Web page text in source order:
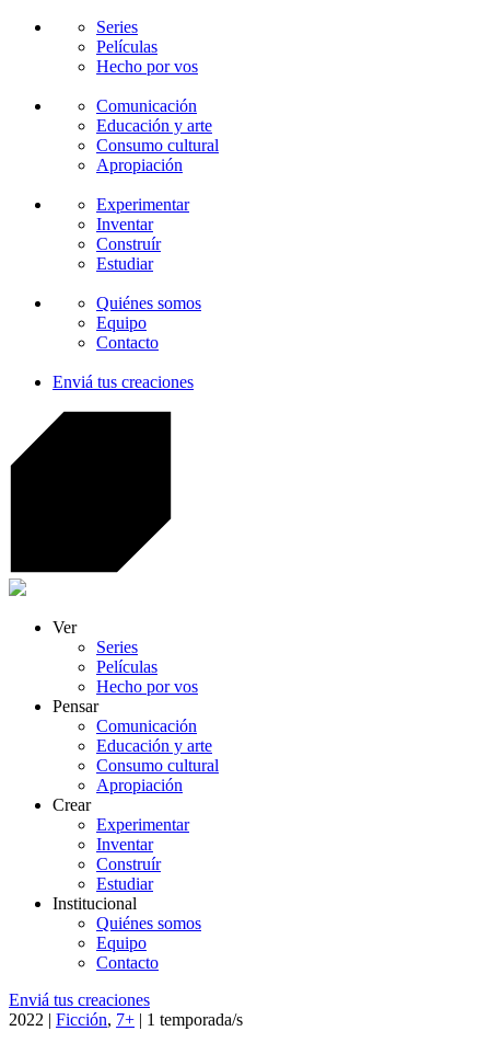
Series
Películas
Hecho por vos
Comunicación
Educación y arte
Consumo cultural
Apropiación
Experimentar
Inventar
Construír
Estudiar
Quiénes somos
Equipo
Contacto
Enviá tus creaciones
Ver
Series
Películas
Hecho por vos
Pensar
Comunicación
Educación y arte
Consumo cultural
Apropiación
Crear
Experimentar
Inventar
Construír
Estudiar
Institucional
Quiénes somos
Equipo
Contacto
Enviá tus creaciones
2022 | Ficción, 7+ | 1 temporada/s